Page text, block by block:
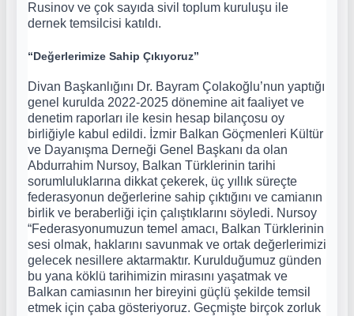
Rusinov ve çok sayıda sivil toplum kuruluşu ile
dernek temsilcisi katıldı.
“Değerlerimize Sahip Çıkıyoruz”
Divan Başkanlığını Dr. Bayram Çolakoğlu’nun yaptığı
genel kurulda 2022-2025 dönemine ait faaliyet ve
denetim raporları ile kesin hesap bilançosu oy
birliğiyle kabul edildi. İzmir Balkan Göçmenleri Kültür
ve Dayanışma Derneği Genel Başkanı da olan
Abdurrahim Nursoy, Balkan Türklerinin tarihi
sorumluluklarına dikkat çekerek, üç yıllık süreçte
federasyonun değerlerine sahip çıktığını ve camianın
birlik ve beraberliği için çalıştıklarını söyledi. Nursoy
“Federasyonumuzun temel amacı, Balkan Türklerinin
sesi olmak, haklarını savunmak ve ortak değerlerimizi
gelecek nesillere aktarmaktır. Kurulduğumuz günden
bu yana köklü tarihimizin mirasını yaşatmak ve
Balkan camiasının her bireyini güçlü şekilde temsil
etmek için çaba gösteriyoruz. Geçmişte birçok zorluk